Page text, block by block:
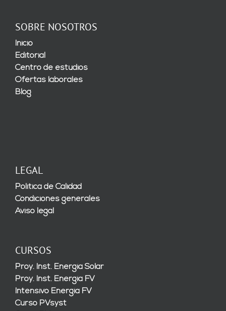
SOBRE NOSOTROS
Inicio
Editorial
Centro de estudios
Ofertas laborales
Blog
LEGAL
Política de Calidad
Condiciones generales
Aviso legal
CURSOS
Proy. Inst. Energía Solar
Proy. Inst. Energía FV
Intensivo Energía FV
Curso PVsyst